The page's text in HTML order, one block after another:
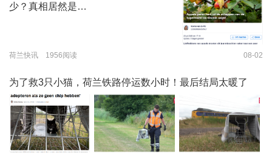
少？真相居然是…
荷兰快讯 1956阅读 08-02
为了救3只小猫，荷兰铁路停运数小时！最后结局太暖了